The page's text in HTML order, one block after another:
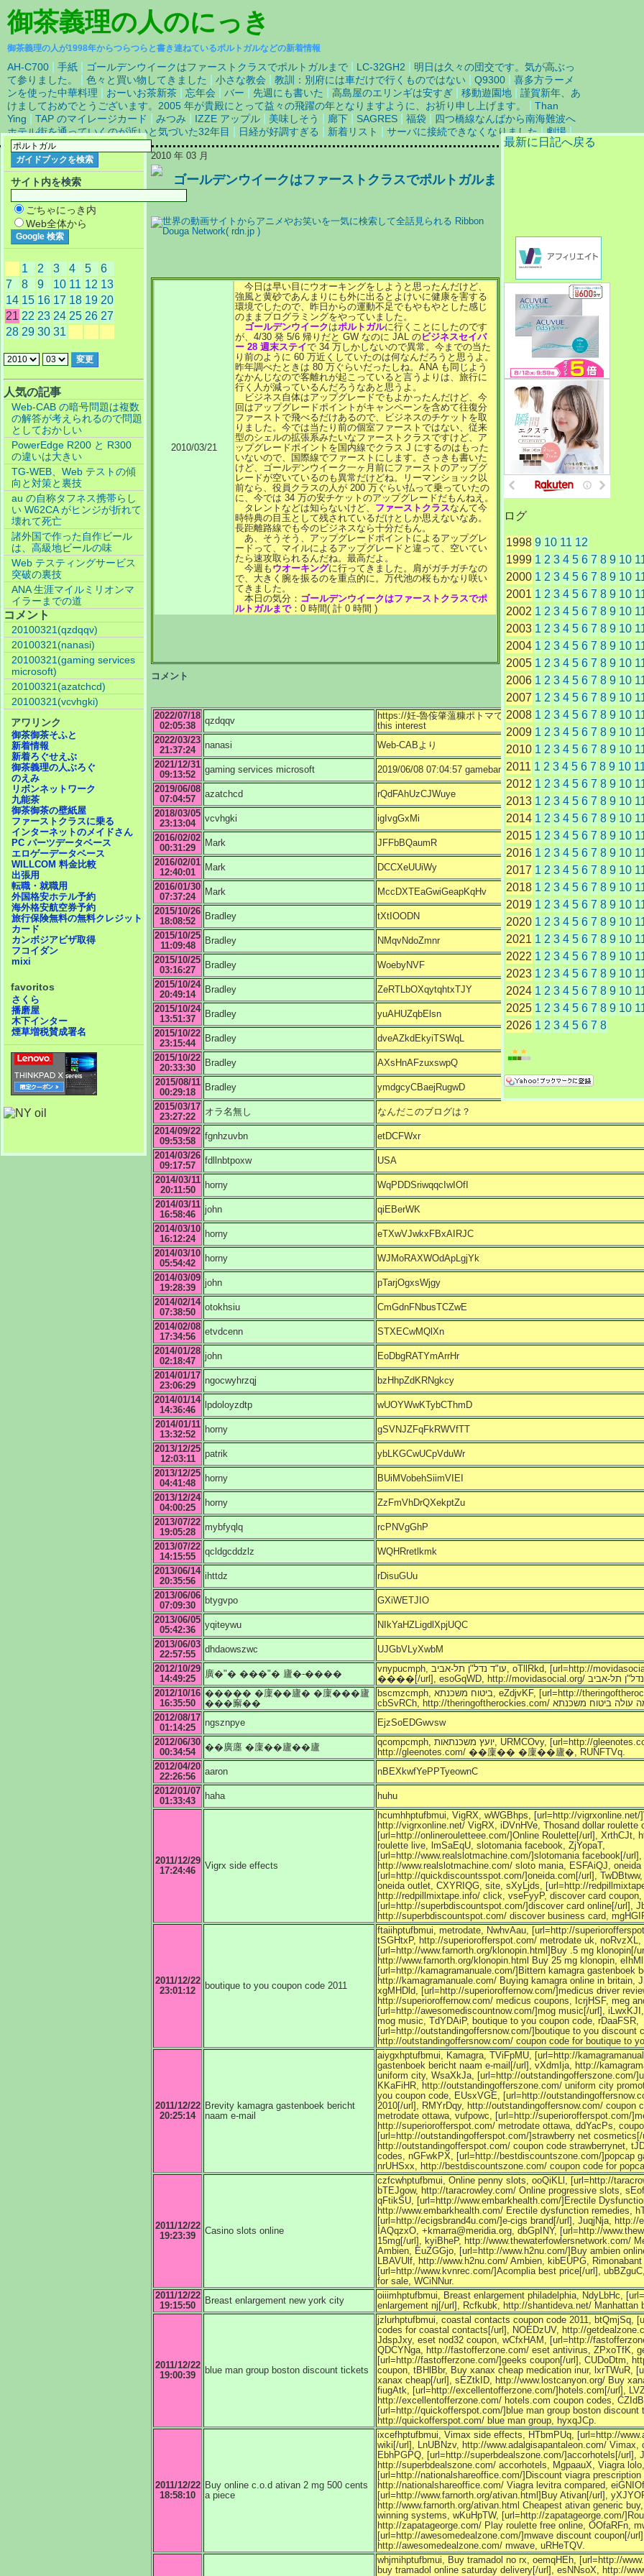
御茶義理の人のにっき
御茶義理の人が1998年からつらつらと書き連ねているポルトガルなどの新着情報
AH-C700 手紙 ゴールデンウイークはファーストクラスでポルトガルまで LC-32GH2
明日は久々の団交です。気が高ぶっ
て参りました。
色々と買い物してきました 小さな教会 教訓：別府には車だけで行くものではない Q9300
喜多方ラーメ
ンを使った中華料理
おーいお茶新茶 忘年会 バー 先週にも書いた 高島屋のエリンギは安すぎ 移動遊園地
謹賀新年、あ
けましておめでとうございます。2005 年が貴殿にとって益々の飛躍の年となりますように、お祈り申し上げます。
Than
Ying
TAP のマイレージカード みつみ IZZE アップル 美味しそう 廊下 SAGRES 福袋
四つ橋線なんばから南海難波へ
ホテル街を通っていくのが近いと気づいた32年目
日経が好調すぎる 新着リスト サーバに接続できなくなりました |劇場 |
2010 年 03 月
ゴールデンウイークはファーストクラスでポルトガルま
で
2010/03/21
今日は早い目にウオーキングをしようと思ったんだけど、
強風と黄砂であんまりにも外に出るとよけいに健康を害する
環境でしたので、昨日からの運動不足でもやもやとした感じ
のままプログラミングをやっていました。
ゴールデンウイークはポルトガルに行くことにしたのです
が、4/30 発 5/6 帰りだと GW なのに JAL のビジネスセイバ
ー 28 週末ステイで 34 万しかしないので異常。今までの当た
り前のように 60 万近くしていたのは何なんだろうと思うよ。
昨年調べたときは 80 万ぐらいだったしね。ANA も同じよう
なかんじなので客離れが起こっていると言うよりは、旅行に
行く人が減っているんだろうなあと思うよ。
ビジネス自体はアップグレードでもよかったんだけど、今
回はアップグレードポイントがキャンペーンを含めて往復分
ファーストで飛べるだけあるので、ビジネスのチケットを取
りました。今では当たり前の個室ファーストではない、従来
型のシェルの拡張系みたいなファーストクラスですけど、ア
ップグレードポイントを国内線でクラス J にするのはもった
いないので、国際線でファーストにします。さっきも書いた
けど、ゴールデンウイーク一ヶ月前にファーストのアップグ
レードが空いているのも異常だけどね。リーマンショック以
前なら、役員クラスの人が 200 万ぐらい払って乗っていたの
に、今では 34 万の安チケットのアップグレードだもんねえ。
タレントなどは知らないけど、 ファーストクラスなんて今
時特典の目玉として残されているだけとしか思えないなあ。
長距離路線でも今のビジネスなら十分だもん。
あ、そうそう、アップグレードポイントによるアップグレ
ードって、マイルによるアップグレードと違って、空いてい
たら速攻取られるんだね。最高だよ。
今週も ウオーキングに行ってきました。肩がガチガチなの
で、大きく腕を振るのを重点的に。万代池の桜もかなり咲い
てきました。
本日の気分： ゴールデンウイークはファーストクラスでポ
ルトガルまで：0 時間( 計 0 時間 )
コメント
2022/07/18
02:05:38
qzdqqv
https://妊-魯侫肇薀糠ポトマで［�-里砲辰櫂櫂肇螢
this interest
2022/03/23
21:37:24
nanasi
Web-CABより
2021/12/31
09:13:52
gaming services microsoft
2019/06/08 07:04:57 gamebanana whitty.
2019/06/08
07:04:57
azatchcd
rQdFAhUzCJWuye
2018/03/05
23:13:04
vcvhgki
igIvgGxMi
2016/02/02
00:31:29
Mark
JFFbBQaumR
2016/02/01
12:40:01
Mark
DCCXeUUiWy
2016/01/30
07:37:24
Mark
MccDXTEaGwiGeapKqHv
2015/10/26
18:08:52
Bradley
tXtIOODN
2015/10/25
11:09:48
Bradley
NMqvNdoZmnr
2015/10/25
03:16:27
Bradley
WoebyNVF
2015/10/24
20:49:14
Bradley
ZeRTLbOXqytqhtxTJY
2015/10/24
13:51:37
Bradley
yuAHUZqbElsn
2015/10/22
23:15:44
Bradley
dveAZkdEkyiTSWqL
2015/10/22
20:33:30
Bradley
AXsHnAFzuxswpQ
2015/08/11
00:29:18
Bradley
ymdgcyCBaejRugwD
2015/03/17
23:27:22
オラ名無し
なんだこのブログは？
2014/09/22
09:53:58
fgnhzuvbn
etDCFWxr
2014/03/26
09:17:57
fdllnbtpoxw
USA
2014/03/11
20:11:50
horny
WqPDDSriwqqcIwIOfI
2014/03/11
16:58:46
john
qiEBerWK
2014/03/10
16:12:24
horny
eTXwVJwkxFBxAIRJC
2014/03/10
05:54:42
horny
WJMoRAXWOdApLgjYk
2014/03/09
19:28:39
john
pTarjOgxsWjgy
2014/02/14
07:38:50
otokhsiu
CmGdnFNbusTCZwE
2014/02/08
17:34:56
etvdcenn
STXECwMQlXn
2014/01/28
02:18:47
john
EoDbgRATYmArrHr
2014/01/17
23:06:29
ngocwyhrzqj
bzHhpZdKRNgkcy
2014/01/14
14:36:46
lpdoloyzdtp
wUOYWwKTybCThmD
2014/01/11
13:32:52
horny
gSVNJZFqFkRWVfTT
2013/12/25
12:03:11
patrik
ybLKGCwUCpVduWr
2013/12/25
04:41:48
horny
BUiMVobehSiimVIEI
2013/12/24
04:00:25
horny
ZzFmVhDrQXekptZu
2013/07/22
19:05:28
mybfyqlq
rcPNVgGhP
2013/07/22
14:15:55
qcldgcddzlz
WQHRretlkmk
2013/06/14
20:35:56
ihttdz
rDisuGUu
2013/06/06
07:09:30
btygvpo
GXiWETJIO
2013/06/05
05:42:36
yqiteywu
NIkYaHZLigdlXpjUQC
2013/06/03
22:57:55
dhdaowszwc
UJGbVLyXwbM
2012/10/29
14:49:25
廣�"� ���"� 廬�-����
vnypucmph, עו"ד נדל"ן תל-אביב, oTllRkd, [url=http://movidasocial.org/]廣�"� ���"� 廬�-
2012/10/16
16:35:50
����� �廩��廬� �廩���廬
���廨��
bscmzcmph, ביטוח משכנתא, eZdjvKF, [url=http://theringoftherockies.com/]ביטוח משכנתא[/url],
2012/08/17
01:14:25
ngsznpye
EjzSoEDGwvsw
2012/06/30
00:34:54
��廣廛 �廩��廬��廬
qcompcmph, יועץ משכנתאות, URMCOvy, [url=http://gleenotes.com/]יועץ משכנתא[/url], ZnKOabn,
http://gleenotes.com/ ��廩�� �廩��廬�, RUNFTVq.
2012/04/20
22:26:56
aaron
nBEXkwfYePPTyeownC
2012/01/07
01:33:43
haha huhu
2011/12/29
17:24:46
Vigrx side effects
hcumhhptufbmui, VigRX, wWGBhps, [url=http://vigrxonline.net/
http://vigrxonline.net/ VigRX, iDVnHVe, Thosand dollar roulette
[url=http://onlinerouletteee.com/]Online Roulette[/url], XrthCJt,
roulette live, lmSaEqU, slotomania facebook, ZjYopaT,
[url=http://www.realslotmachine.com/]slotomania facebook[/url],
http://www.realslotmachine.com/ sloto mania, ESFAiQJ,
[url=http://quickdiscountsspot.com/]oneida.com[/url],
oneida outlet, CXYRIQG, site, sXyLjds, [url=http://
http://redpillmixtape.info/ click, vseFyyP, discover card coupon,
[url=http://superbdiscountspot.com/]discover card online[/url],
http://superbdiscountspot.com/ discover business card,
2011/12/22
23:01:12
boutique to you coupon code 2011
ftaiihptufbmui, metrodate, NwhvAau, [url=http://
tSGHtxP, http://superiorofferspot.com/ metrodate uk, noRvzXL,
[url=http://www.farnorth.org/klonopin.html]Buy .5 mg klonopin[/
http://www.farnorth.org/klonopin.html Buy 25 mg klonopin,
[url=http://kamagramanuale.com/]Bittern kamagra gastenboek
http://kamagramanuale.com/ Buying kamagra online in britain,
xgMHDld, [url=http://superioroffernow.com/]medicus driver
http://superioroffernow.com/ medicus coupons, IcrjHSF, meg
[url=http://awesomediscountnow.com/]mog music[/url],
mog music, TdYDAiP, boutique to you coupon code, rDaaFSR,
[url=http://outstandingoffersnow.com/]boutique to you discount
http://outstandingoffersnow.com/ coupon code for boutique to
2011/12/22
20:25:14
Brevity kamagra gastenboek bericht
naam e-mail
aiygxhptufbmui, Kamagra, TViFpMU, [url=http://
gastenboek bericht naam e-mail[/url], vXdmIja, http://
uniform city, WsaXkJa, [url=http://outstandingofferszone.com/
KKaFiHR, http://outstandingofferszone.com/ uniform city
you coupon code, EUsxVGE, [url=http://
2010[/url], RMYrDqy, http://outstandingoffersnow.com/ coupon
metrodate ottawa, vufpowc, [url=http://superiorofferspot.com/
http://superiorofferspot.com/ metrodate ottawa, ddYacPs,
[url=http://outstandingofferspot.com/]strawberry net cosmetics[/
http://outstandingofferspot.com/ coupon code strawberrynet,
codes, nGFwkPX, [url=http://bestdiscountszone.com/]popcap
nrUHSxx, http://bestdiscountszone.com/ coupon code for
2011/12/22
19:23:39
Casino slots online
czfcwhptufbmui, Online penny slots, ooQiKLl, [url=http://
bTEJgow, http://taracrowley.com/ Online progressive slots,
qFtikSU, [url=http://www.embarkhealth.com/]Erectile
http://www.embarkhealth.com/ Erectile dysfunction remedies,
[url=http://ecigsbrand4u.com/]e-cigs brand[/url], JuqjNja, http://
IAQqzxO, +kmarra@meridia.org, dbGpINY, [url=http://
15mg[/url], kyiBheP, http://www.thewaterfowlersnetwork.com/
Ambien, EuZGGjo, [url=http://www.h2nu.com/]Buy ambien
LBAVUlf, http://www.h2nu.com/ Ambien, kibEUPG, Rimonabant
[url=http://www.kvnrec.com/]Acomplia best price[/url],
for sale, WCiNNur.
2011/12/22
19:15:50
Breast enlargement new york city
oiiimhptufbmui, Breast enlargement philadelphia, NdyLbHc,
enlargement nj[/url], Rcfkubk, http://shantideva.net/ Manhattan
2011/12/22
19:00:39
blue man group boston discount tickets
jzlurhptufbmui, coastal contacts coupon code 2011, btQmjSq,
codes for coastal contacts[/url], NOEDzUV, http://
JdspJxy, eset nod32 coupon, wCfxHAM, [url=http://
QDCYNga, http://fastofferzone.com/ eset antivirus, ZPxoTfK,
[url=http://fastofferzone.com/]geeks coupon[/url], CUDoDtm,
coupon, tBHlBbr, Buy xanax cheap medication inur, lxrTWuR,
xanax cheap[/url], sEZtkID, http://www.lostcanyon.org/ Buy
fiugAtk, [url=http://excellentofferzone.com/]hotels.com[/url],
http://excellentofferzone.com/ hotels.com coupon codes,
[url=http://quickofferspot.com/]blue man group boston discount
http://quickofferspot.com/ blue man group, hyxqJCp.
2011/12/22
18:58:10
Buy online c.o.d ativan 2 mg 500 cents
a piece
ixcefhptufbmui, Vimax side effects, HTbmPUq, [url=http://
wiki[/url], LnUBNzv, http://www.adalgisapantaleon.com/ Vimax,
EbhPGPQ, [url=http://superbdealszone.com/]accorhotels[/url],
http://superbdealszone.com/ accorhotels, MgpaauX, Viagra
[url=http://nationalshareoffice.com/]Discount viagra prescription
http://nationalshareoffice.com/ Viagra levitra compared,
[url=http://www.farnorth.org/ativan.html]Buy Ativan[/url],
http://www.farnorth.org/ativan.html Cheapest ativan generic
winning systems, wKuHpTW, [url=http://zapatageorge.com/
http://zapatageorge.com/ Play roulette free online, OOfaRFn,
[url=http://awesomedealzone.com/]mwave discount coupon[/
http://awesomedealzone.com/ mwave, uRHeTQV.
whjmihptufbmui, Buy tramadol no rx, oemqHEh, [url=http://
buy tramadol online saturday delivery[/url], esNNsoX, http://
最新に日記へ戻る
ログ
1998 9 10 11 12
1999 1 2 3 4 5 6 7 8 9 10
2000 1 2 3 4 5 6 7 8 9 10
2001 1 2 3 4 5 6 7 8 9 10
2002 1 2 3 4 5 6 7 8 9 10
2003 1 2 3 4 5 6 7 8 9 10
2004 1 2 3 4 5 6 7 8 9 10
2005 1 2 3 4 5 6 7 8 9 10
2006 1 2 3 4 5 6 7 8 9 10
2007 1 2 3 4 5 6 7 8 9 10
2008 1 2 3 4 5 6 7 8 9 10
2009 1 2 3 4 5 6 7 8 9 10
2010 1 2 3 4 5 6 7 8 9 10
2011 1 2 3 4 5 6 7 8 9 10
2012 1 2 3 4 5 6 7 8 9 10
2013 1 2 3 4 5 6 7 8 9 10
2014 1 2 3 4 5 6 7 8 9 10
2015 1 2 3 4 5 6 7 8 9 10
2016 1 2 3 4 5 6 7 8 9 10
2017 1 2 3 4 5 6 7 8 9 10
2018 1 2 3 4 5 6 7 8 9 10
2019 1 2 3 4 5 6 7 8 9 10
2020 1 2 3 4 5 6 7 8 9 10
2021 1 2 3 4 5 6 7 8 9 10
2022 1 2 3 4 5 6 7 8 9 10
2023 1 2 3 4 5 6 7 8 9 10
2024 1 2 3 4 5 6 7 8 9 10
2025 1 2 3 4 5 6 7 8 9 10
2026 1 2 3 4 5 6 7 8
サイト内を検索
ごちゃにっき内
Web全体から
1 2 3 4 5
6
7
8 9 10 11 12 13
14 15 16 17 18 19 20
21 22 23 24 25 26 27
28 29 30 31
人気の記事
Web-CAB の暗号問題は複数
の解答が考えられるので問題
としておかしい
PowerEdge R200 と R300
の違いは大きい
TG-WEB、Web テストの傾
向と対策と裏技
au の自称タフネス携帯らし
い W62CA がヒンジが折れて
壊れて死亡
諸外国で作った自作ビール
は、高級地ビールの味
Web テスティングサービス
突破の裏技
ANA 生涯マイルミリオンマ
イラーまでの道
コメント
20100321(qzdqqv)
20100321(nanasi)
20100321(gaming services
microsoft)
20100321(azatchcd)
20100321(vcvhgki)
アワリンク
御茶御茶そふと
新着情報
新着ろぐせえぶ
御茶義理の人ぶろぐ
のえみ
リボンネットワーク
九能茶
御茶御茶の壁紙屋
ファーストクラスに乗る
インターネットのメイドさん
PC パーツデータベース
エロゲーデータベース
WILLCOM 料金比較
出張用
転職・就職用
外国格安ホテル予約
海外格安航空券予約
旅行保険無料の無料クレジット
カード
カンボジアビザ取得
フコイダン
mixi
favoritos
さくら
播磨屋
木下インター
煙草増税賛成署名